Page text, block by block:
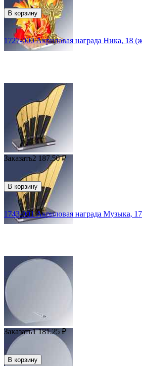
В корзину
1727-000 Акриловая награда Ника, 18
Заказать2 187.50 ₽
В корзину
1743-001 Акриловая награда Музыка,
Заказать1 181.25 ₽
В корзину